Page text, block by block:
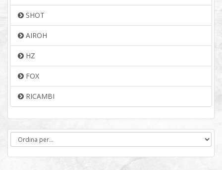
SHOT
AIROH
HZ
FOX
RICAMBI